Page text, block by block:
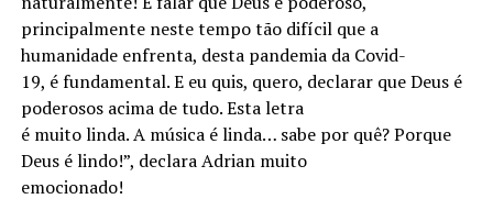
principalmente neste tempo tão difícil que a
humanidade enfrenta, desta pandemia da Covid-
19, é fundamental. E eu quis, quero, declarar que Deus é
poderosos acima de tudo. Esta letra
é muito linda. A música é linda… sabe por quê? Porque
Deus é lindo!”, declara Adrian muito
emocionado!